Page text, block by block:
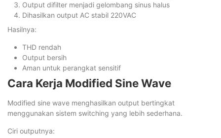
Output difilter menjadi gelombang sinus halus
Dihasilkan output AC stabil 220VAC
Hasilnya:
THD rendah
Output bersih
Aman untuk perangkat sensitif
Cara Kerja Modified Sine Wave
Modified sine wave menghasilkan output bertingkat
menggunakan sistem switching yang lebih sederhana.
Ciri outputnya: